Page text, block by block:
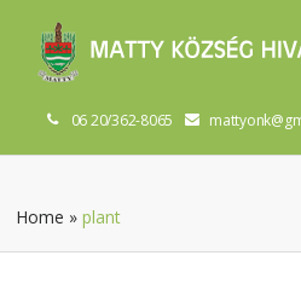
06 20/362-8065
Home »plant